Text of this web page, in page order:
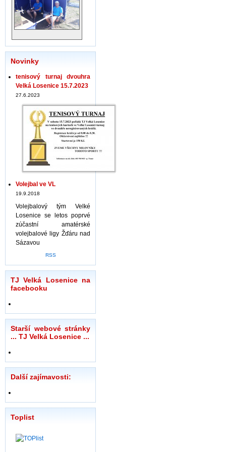
Novinky
tenisový turnaj dvouhra
Velká Losenice 15.7.2023
27.6.2023
Volejbal ve VL
19.9.2018
Volejbalový tým Velké
Losenice se letos poprvé
zúčastní amatérské
volejbalové ligy Žďáru nad
Sázavou
RSS
TJ Velká Losenice na
facebooku
Starší webové stránky
... TJ Velká Losenice ...
Další zajímavosti:
Toplist